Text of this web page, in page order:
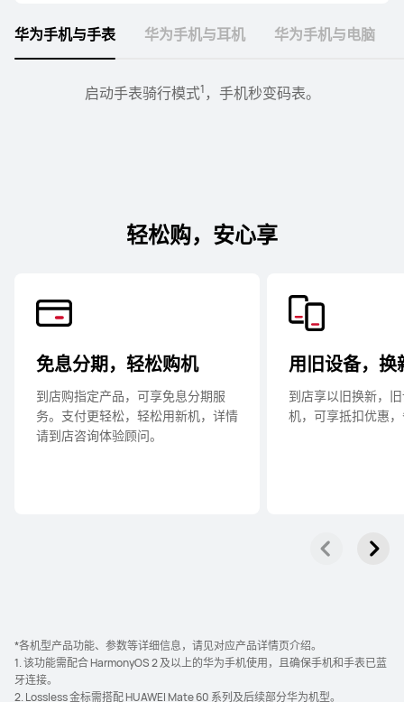
启动手表骑行模式1 ，手机秒变码表。
耳机盒开启，手机界面自动弹窗，点击“连接”即可完成首次
手机、平板上的视频，靠近就能放到电脑上继续⁠⁠看⁠⁠
支持隔空传送4，隔空手势截图、精准投送，一抓一放，图
手机上的 app 也可以轻松上大屏，和移动端一起共享应用
华为手机与手表 华为手机与耳机 华为手机与电脑
轻松购，安心享
免息分期，轻松购机
到店购指定产品，可享免息分期服
务。支付更轻松，轻松用新机，详情
请到店咨询体验顾⁠问。
用旧设备，换
到店享以旧换新，
机，可享抵扣优惠
*各机型产品功能、参数等详细信息，请见对应产品详情页介绍。
1. 该功能需配合 HarmonyOS 2 及以上的华为手机使用，且确保手机和手表已蓝
牙连⁠⁠接⁠。
2. Lossless 金标需搭配 HUAWEI Mate 60 系列及后续部分华为机⁠⁠型⁠。